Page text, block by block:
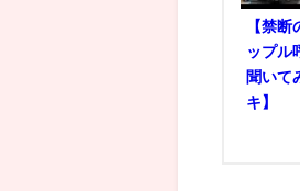
【禁
ップル
聞いて
キ】